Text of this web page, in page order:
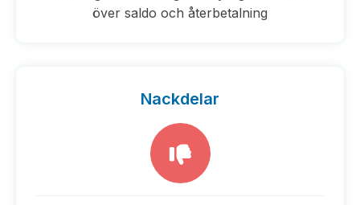
över saldo och återbetalning
Nackdelar